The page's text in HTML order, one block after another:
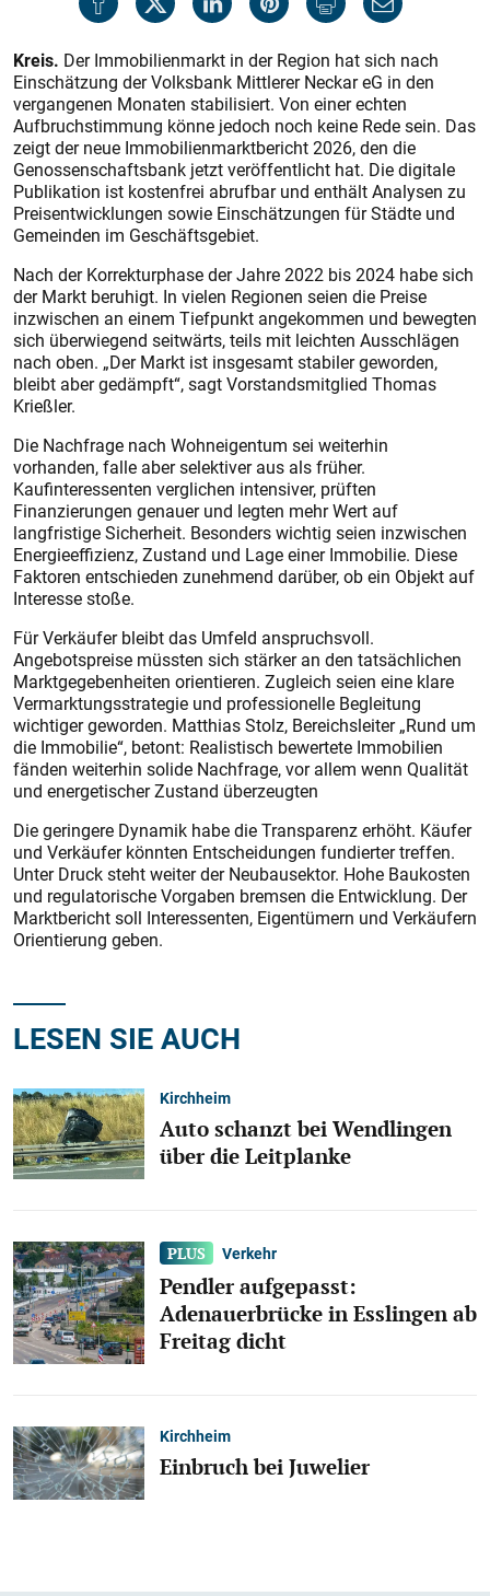
Kreis. Der Immobilienmarkt in der Region hat sich nach
Einschätzung der Volksbank Mittlerer Neckar eG in den
vergangenen Monaten stabilisiert. Von einer echten
Aufbruchstimmung könne jedoch noch keine Rede sein. Das
zeigt der neue Immobilienmarktbericht 2026, den die
Genossenschaftsbank jetzt veröffentlicht hat. Die digitale
Publikation ist kostenfrei abrufbar und enthält Analysen zu
Preisentwicklungen sowie Einschätzungen für Städte und
Gemeinden im Geschäftsgebiet.
Nach der Korrekturphase der Jahre 2022 bis 2024 habe sich
der Markt beruhigt. In vielen Regionen seien die Preise
inzwischen an einem Tiefpunkt angekommen und bewegten
sich überwiegend seitwärts, teils mit leichten Ausschlägen
nach oben. „Der Markt ist insgesamt stabiler geworden,
bleibt aber gedämpft“, sagt Vorstandsmitglied Thomas
Krießler.
Die Nachfrage nach Wohneigentum sei weiterhin
vorhanden, falle aber selektiver aus als früher.
Kaufinteressenten verglichen intensiver, prüften
Finanzierungen genauer und legten mehr Wert auf
langfristige Sicherheit. Besonders wichtig seien inzwischen
Energieeffizienz, Zustand und Lage einer Immobilie. Diese
Faktoren entschieden zunehmend darüber, ob ein Objekt auf
Interesse stoße.
Für Verkäufer bleibt das Umfeld anspruchsvoll.
Angebotspreise müssten sich stärker an den tatsächlichen
Marktgegebenheiten orientieren. Zugleich seien eine klare
Vermarktungsstrategie und professionelle Begleitung
wichtiger geworden. Matthias Stolz, Bereichsleiter „Rund um
die Immobilie“, betont: Realistisch bewertete Immobilien
fänden weiterhin solide Nachfrage, vor allem wenn Qualität
und energetischer Zustand überzeugten
Die geringere Dynamik habe die Transparenz erhöht. Käufer
und Verkäufer könnten Entscheidungen fundierter treffen.
Unter Druck steht weiter der Neubausektor. Hohe Baukosten
und regulatorische Vorgaben bremsen die Entwicklung. Der
Marktbericht soll Interessenten, Eigentümern und Verkäufern
Orientierung geben.
LESEN SIE AUCH
Kirchheim
Auto schanzt bei Wendlingen
über die Leitplanke
Verkehr
Pendler aufgepasst:
Adenauerbrücke in Esslingen ab
Freitag dicht
Kirchheim
Einbruch bei Juwelier